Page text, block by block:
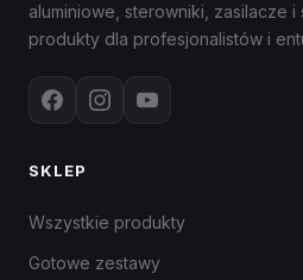
aluminiowe, sterowniki, zasilacze i
produkty dla profesjonalistów i
SKLEP
Wszystkie produkty
Gotowe zestawy